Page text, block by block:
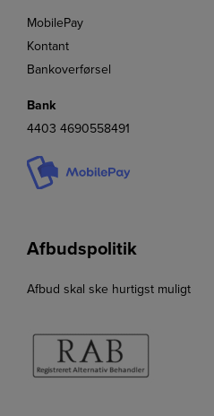
MobilePay
Kontant
Bankoverførsel
Bank
4403 4690558491
Afbudspolitik
Afbud skal ske hurtigst muligt